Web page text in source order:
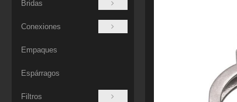
Bridas
Conexiones
Empaques
Espárragos
Filtros